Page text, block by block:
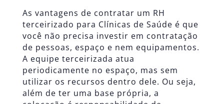
As vantagens de contratar um RH
terceirizado para Clínicas de Saúde é que
você não precisa investir em contratação
de pessoas, espaço e nem equipamentos.
A equipe terceirizada atua
periodicamente no espaço, mas sem
utilizar os recursos dentro dele. Ou seja,
além de ter uma base própria, a